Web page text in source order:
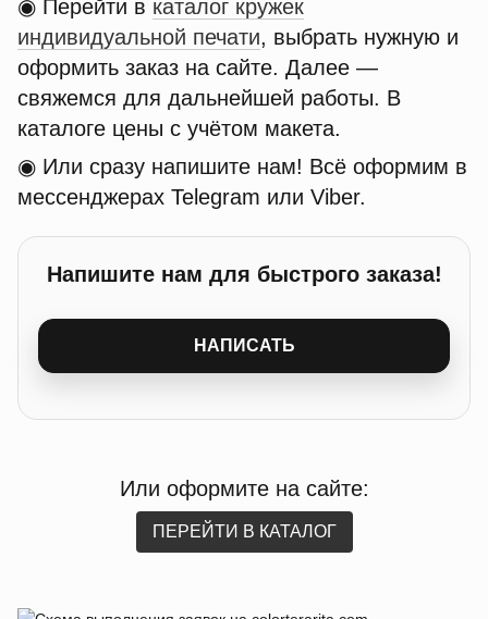
◉ Перейти в каталог кружек
индивидуальной печати, выбрать нужную и
оформить заказ на сайте. Далее —
свяжемся для дальнейшей работы. В
каталоге цены с учётом макета.
◉ Или сразу напишите нам! Всё оформим в
мессенджерах Telegram или Viber.
Напишите нам для быстрого заказа!
НАПИСАТЬ
Или оформите на сайте:
ПЕРЕЙТИ В КАТАЛОГ